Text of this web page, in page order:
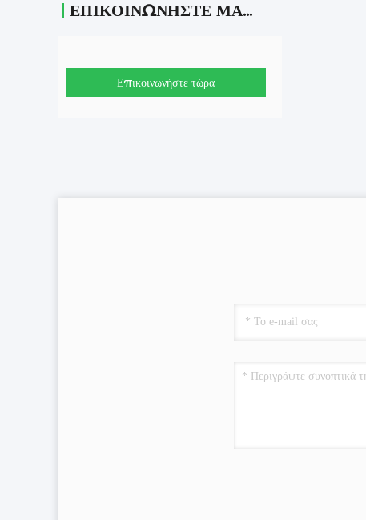
ΕΠΙΚΟΙΝΩΝΉΣΤΕ ΜΑΖΊ ΜΑΣ
Επικοινωνήστε τώρα